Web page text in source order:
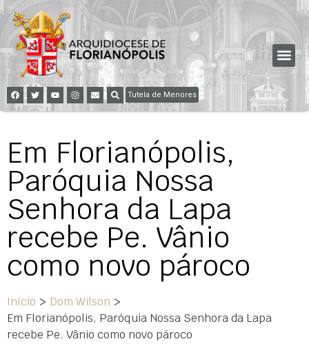
Tutela de Menores
Em Florianópolis,
Paróquia Nossa
Senhora da Lapa
recebe Pe. Vânio
como novo pároco
Início > Dom Wilson >
Em Florianópolis, Paróquia Nossa Senhora da Lapa
recebe Pe. Vânio como novo pároco